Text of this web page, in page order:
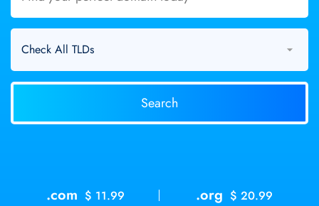
.com $ 11.99 .org $ 20.99